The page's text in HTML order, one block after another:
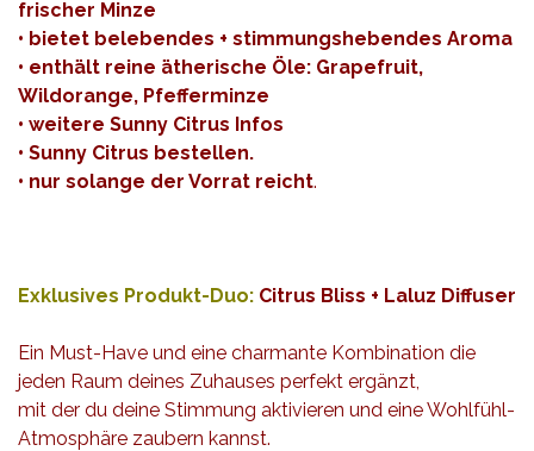
frischer Minze
• bietet belebendes + stimmungshebendes Aroma
• enthält reine ätherische Öle: Grapefruit,
Wildorange, Pfefferminze
• weitere Sunny Citrus Infos
• Sunny Citrus bestellen.
• nur solange der Vorrat reicht.
Exklusives Produkt-Duo: Citrus Bliss + Laluz Diffuser
Ein Must-Have und eine charmante Kombination die
jeden Raum deines Zuhauses perfekt ergänzt,
mit der du deine Stimmung aktivieren und eine Wohlfühl-
Atmosphäre zaubern kannst.